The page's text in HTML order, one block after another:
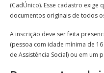
(CadÚnico). Esse cadastro exige
documentos originais de todos
A inscrição deve ser feita
(pessoa com idade mínima de 16
de Assistência Social) ou em um